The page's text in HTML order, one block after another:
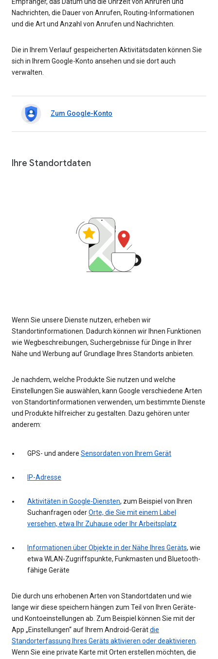
Empfänger, das Datum und die Uhrzeit von Anrufen und
Nachrichten, die Dauer von Anrufen, Routing-Informationen
und die Art und Anzahl von Anrufen und Nachrichten.
Die in Ihrem Verlauf gespeicherten Aktivitätsdaten können Sie
sich in Ihrem Google-Konto ansehen und sie dort auch
verwalten.
Zum Google-Konto
Ihre Standortdaten
Wenn Sie unsere Dienste nutzen, erheben wir
Standortinformationen. Dadurch können wir Ihnen Funktionen
wie Wegbeschreibungen, Suchergebnisse für Dinge in Ihrer
Nähe und Werbung auf Grundlage Ihres Standorts anbieten.
Je nachdem, welche Produkte Sie nutzen und welche
Einstellungen Sie auswählen, kann Google verschiedene Arten
von Standortinformationen verwenden, um bestimmte Dienste
und Produkte hilfreicher zu gestalten. Dazu gehören unter
anderem:
GPS- und andere Sensordaten von Ihrem Gerät
IP-Adresse
Aktivitäten in Google-Diensten, zum Beispiel von Ihren
Suchanfragen oderOrte, die Sie mit einem Label
versehen, etwa Ihr Zuhause oder Ihr Arbeitsplatz
Informationen über Objekte in der Nähe Ihres Geräts, wie
etwa WLAN-Zugriffspunkte, Funkmasten und Bluetooth-
fähige Geräte
Die durch uns erhobenen Arten von Standortdaten und wie
lange wir diese speichern hängen zum Teil von Ihren Geräte-
und Kontoeinstellungen ab. Zum Beispiel können Sie mit der
App „Einstellungen“ auf Ihrem Android-Gerätdie
Standorterfassung Ihres Geräts aktivieren oder deaktivieren
Wenn Sie eine private Karte mit Orten erstellen möchten, die